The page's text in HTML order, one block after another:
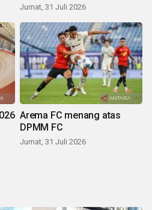
Jumat, 31 Juli 2026
Arema FC menang atas
DPMM FC
Jumat, 31 Juli 2026